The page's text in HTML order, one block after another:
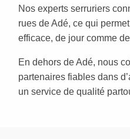
Nos experts serruriers
rues de Adé, ce qui
efficace, de jour comme
En dehors de Adé, nous
partenaires fiables dans
un service de qualité